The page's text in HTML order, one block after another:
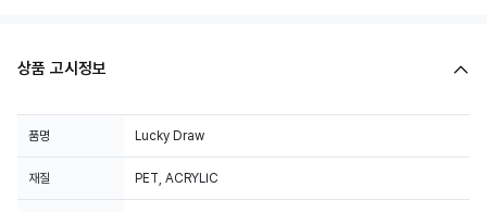
상품 고시정보
품명 Lucky Draw
재질 PET, ACRYLIC